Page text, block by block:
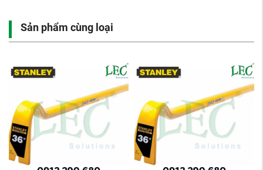
Sản phẩm cùng loại